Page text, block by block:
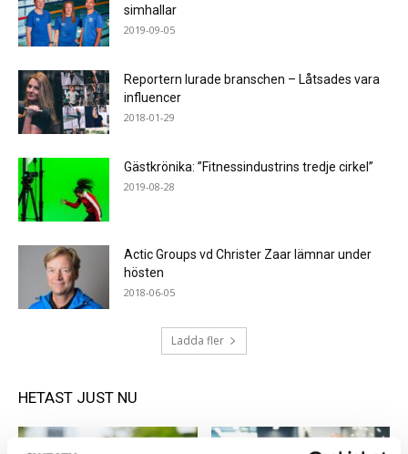
simhallar
2019-09-05
Reportern lurade branschen – Låtsades vara
influencer
2018-01-29
Gästkrönika: ”Fitnessindustrins tredje cirkel”
2019-08-28
Actic Groups vd Christer Zaar lämnar under
hösten
2018-06-05
Ladda fler
HETAST JUST NU